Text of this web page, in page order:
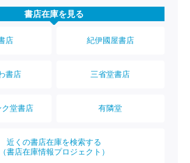
書店在庫を見る
店 紀伊國屋書店
書店 三省堂書店
堂書店 有隣堂
近くの書店在庫を検索する
（書店在庫情報プロジェクト）